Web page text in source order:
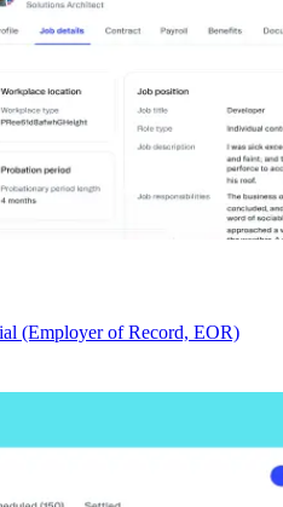
(Employer of Record, EOR)